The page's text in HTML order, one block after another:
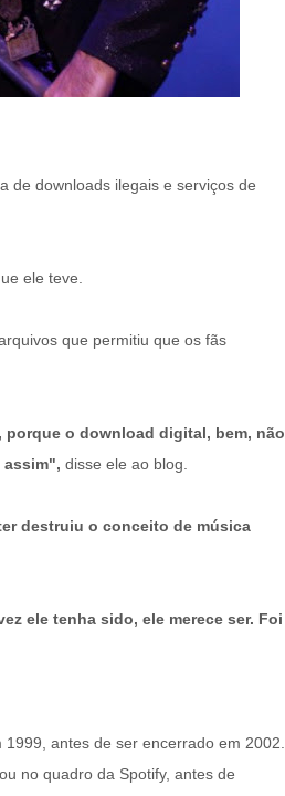
de downloads ilegais e serviços de
ele teve.
que permitiu que os fãs
o download digital, bem, não
assim", disse ele ao blog.
destruiu o conceito de música
ele tenha sido, ele merece ser. Foi
antes de ser encerrado em 2002.
no quadro da Spotify, antes de